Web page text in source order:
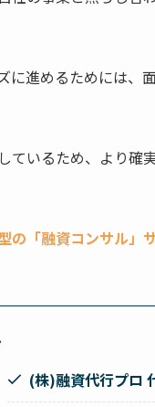
に進めるためには
ているため、より
の「融資コンサル」
(株)融資代行プロ